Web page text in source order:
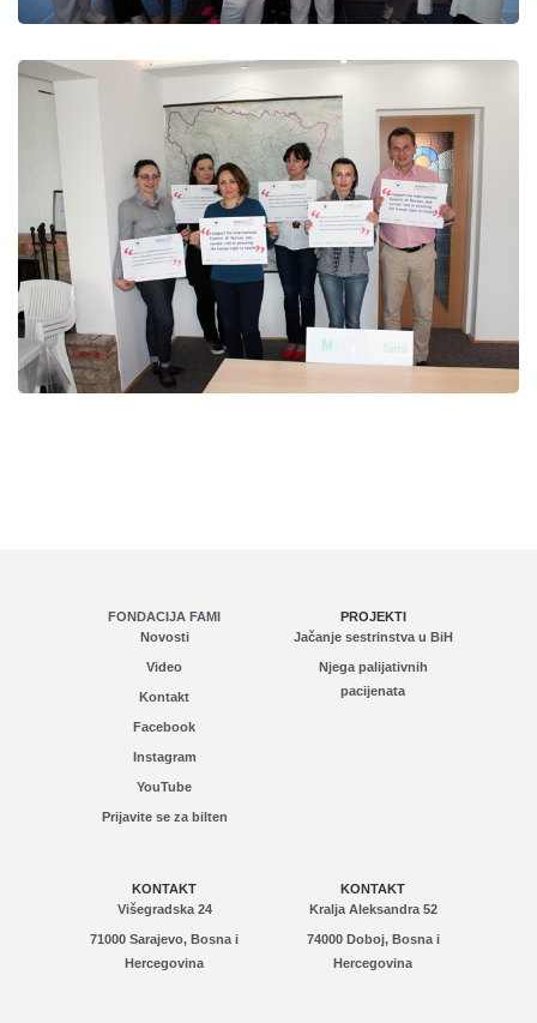
FONDACIJA FAMI
Novosti
Video
Kontakt
Facebook
Instagram
YouTube
Prijavite se za bilten
PROJEKTI
Jačanje sestrinstva u BiH
Njega palijativnih
pacijenata
KONTAKT
Višegradska 24
71000 Sarajevo, Bosna i
Hercegovina
KONTAKT
Kralja Aleksandra 52
74000 Doboj, Bosna i
Hercegovina